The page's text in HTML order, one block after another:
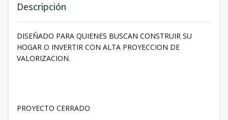
Descripción
DISEÑADO PARA QUIENES BUSCAN CONSTRUIR SU
HOGAR O INVERTIR CON ALTA PROYECCION DE
VALORIZACION.
PROYECTO CERRADO